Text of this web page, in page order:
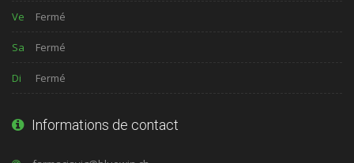
Ve Fermé
Sa Fermé
Di Fermé
Informations de contact